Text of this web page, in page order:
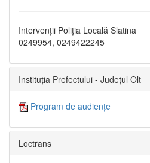
Intervenții Poliția Locală Slatina
0249954, 0249422245
Instituția Prefectului - Județul Olt
Program de audiențe
Loctrans